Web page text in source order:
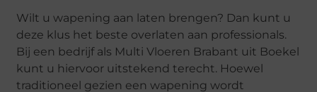
Wilt u wapening aan laten brengen? Dan kunt u
deze klus het beste overlaten aan professionals.
Bij een bedrijf als Multi Vloeren Brabant uit Boekel
kunt u hiervoor uitstekend terecht. Hoewel
traditioneel gezien een wapening wordt